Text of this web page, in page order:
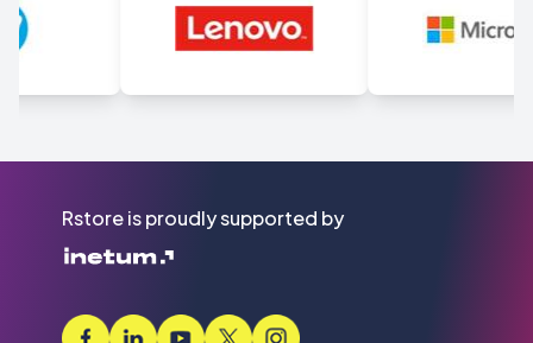
Rstore is proudly supported by